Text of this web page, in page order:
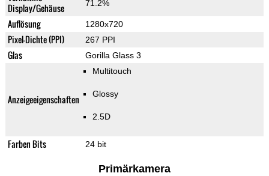
Display/Gehäuse
71.2%
Auflösung 1280x720
Pixel-Dichte (PPI) 267 PPI
Glas Gorilla Glass 3
Anzeigeeigenschaften
Multitouch
Glossy
2.5D
Farben Bits 24 bit
Primärkamera